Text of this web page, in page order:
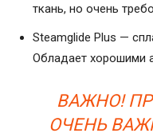
ткань, но очень
Steamglide Plus —
Обладает хорошими
ВАЖНО!
ОЧЕНЬ